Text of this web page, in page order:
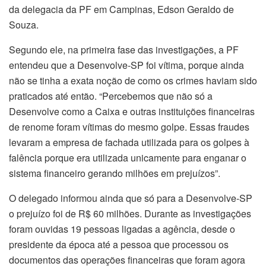
da delegacia da PF em Campinas, Edson Geraldo de
Souza.
Segundo ele, na primeira fase das investigações, a PF
entendeu que a Desenvolve-SP foi vítima, porque ainda
não se tinha a exata noção de como os crimes haviam sido
praticados até então. “Percebemos que não só a
Desenvolve como a Caixa e outras instituições financeiras
de renome foram vítimas do mesmo golpe. Essas fraudes
levaram a empresa de fachada utilizada para os golpes à
falência porque era utilizada unicamente para enganar o
sistema financeiro gerando milhões em prejuízos”.
O delegado informou ainda que só para a Desenvolve-SP
o prejuízo foi de R$ 60 milhões. Durante as investigações
foram ouvidas 19 pessoas ligadas a agência, desde o
presidente da época até a pessoa que processou os
documentos das operações financeiras que foram agora